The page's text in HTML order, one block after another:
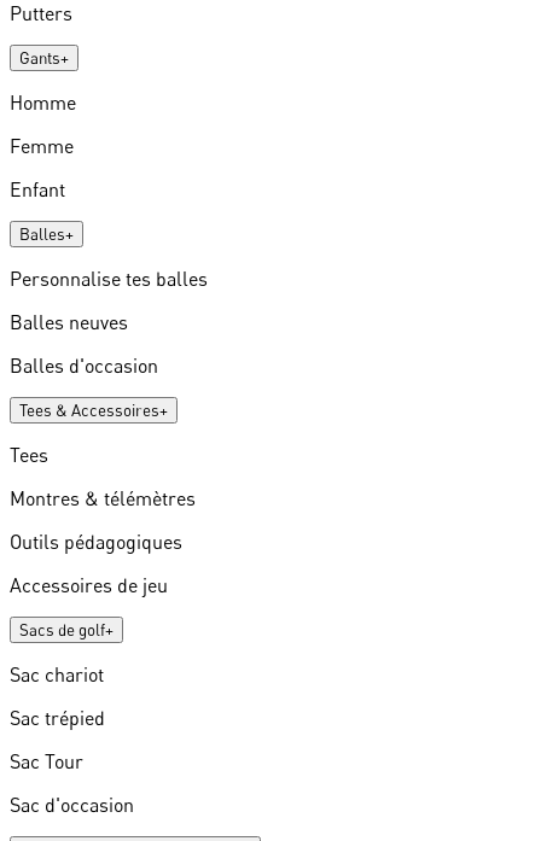
Putters
Gants+
Homme
Femme
Enfant
Balles+
Personnalise tes balles
Balles neuves
Balles d'occasion
Tees & Accessoires+
Tees
Montres & télémètres
Outils pédagogiques
Accessoires de jeu
Sacs de golf+
Sac chariot
Sac trépied
Sac Tour
Sac d'occasion